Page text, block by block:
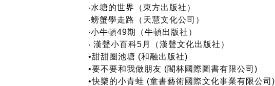
‧水塘的世界（東方出版社）
‧螃蟹學走路（天慧文化公司）
‧小牛頓49期（牛頓出版社）
‧ 漢聲小百科5月（漢聲文化出版社）
•甜甜圈池塘 (和融出版社)
•要不要和我做朋友 (閣林國際圖書有限公司)
•快樂的小青蛙 (童書藝術國際文化事業有限公司)